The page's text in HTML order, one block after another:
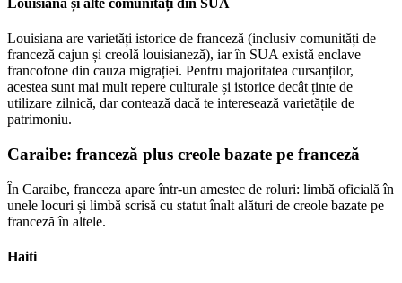
Louisiana și alte comunități din SUA
Louisiana are varietăți istorice de franceză (inclusiv comunități de
franceză cajun și creolă louisianeză), iar în SUA există enclave
francofone din cauza migrației. Pentru majoritatea cursanților,
acestea sunt mai mult repere culturale și istorice decât ținte de
utilizare zilnică, dar contează dacă te interesează varietățile de
patrimoniu.
Caraibe: franceză plus creole bazate pe franceză
În Caraibe, franceza apare într-un amestec de roluri: limbă oficială în
unele locuri și limbă scrisă cu statut înalt alături de creole bazate pe
franceză în altele.
Haiti